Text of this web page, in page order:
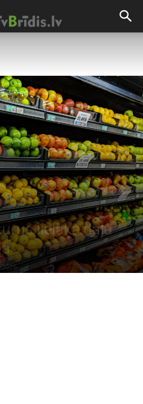
lielākā daļa